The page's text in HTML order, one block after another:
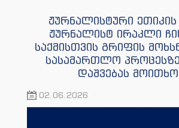
ჟურნალისტური ეთიკის
ჟურნალისტ ირაკლი
საქმისთვის გრიფის
სასამართლო
დაშვებას
02.06.2026